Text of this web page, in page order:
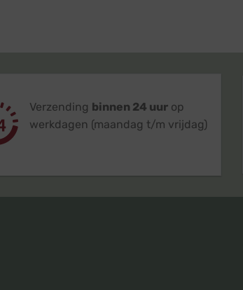
Verzending binnen 24 uurop
werkdagen (maandag t/m vrijdag)